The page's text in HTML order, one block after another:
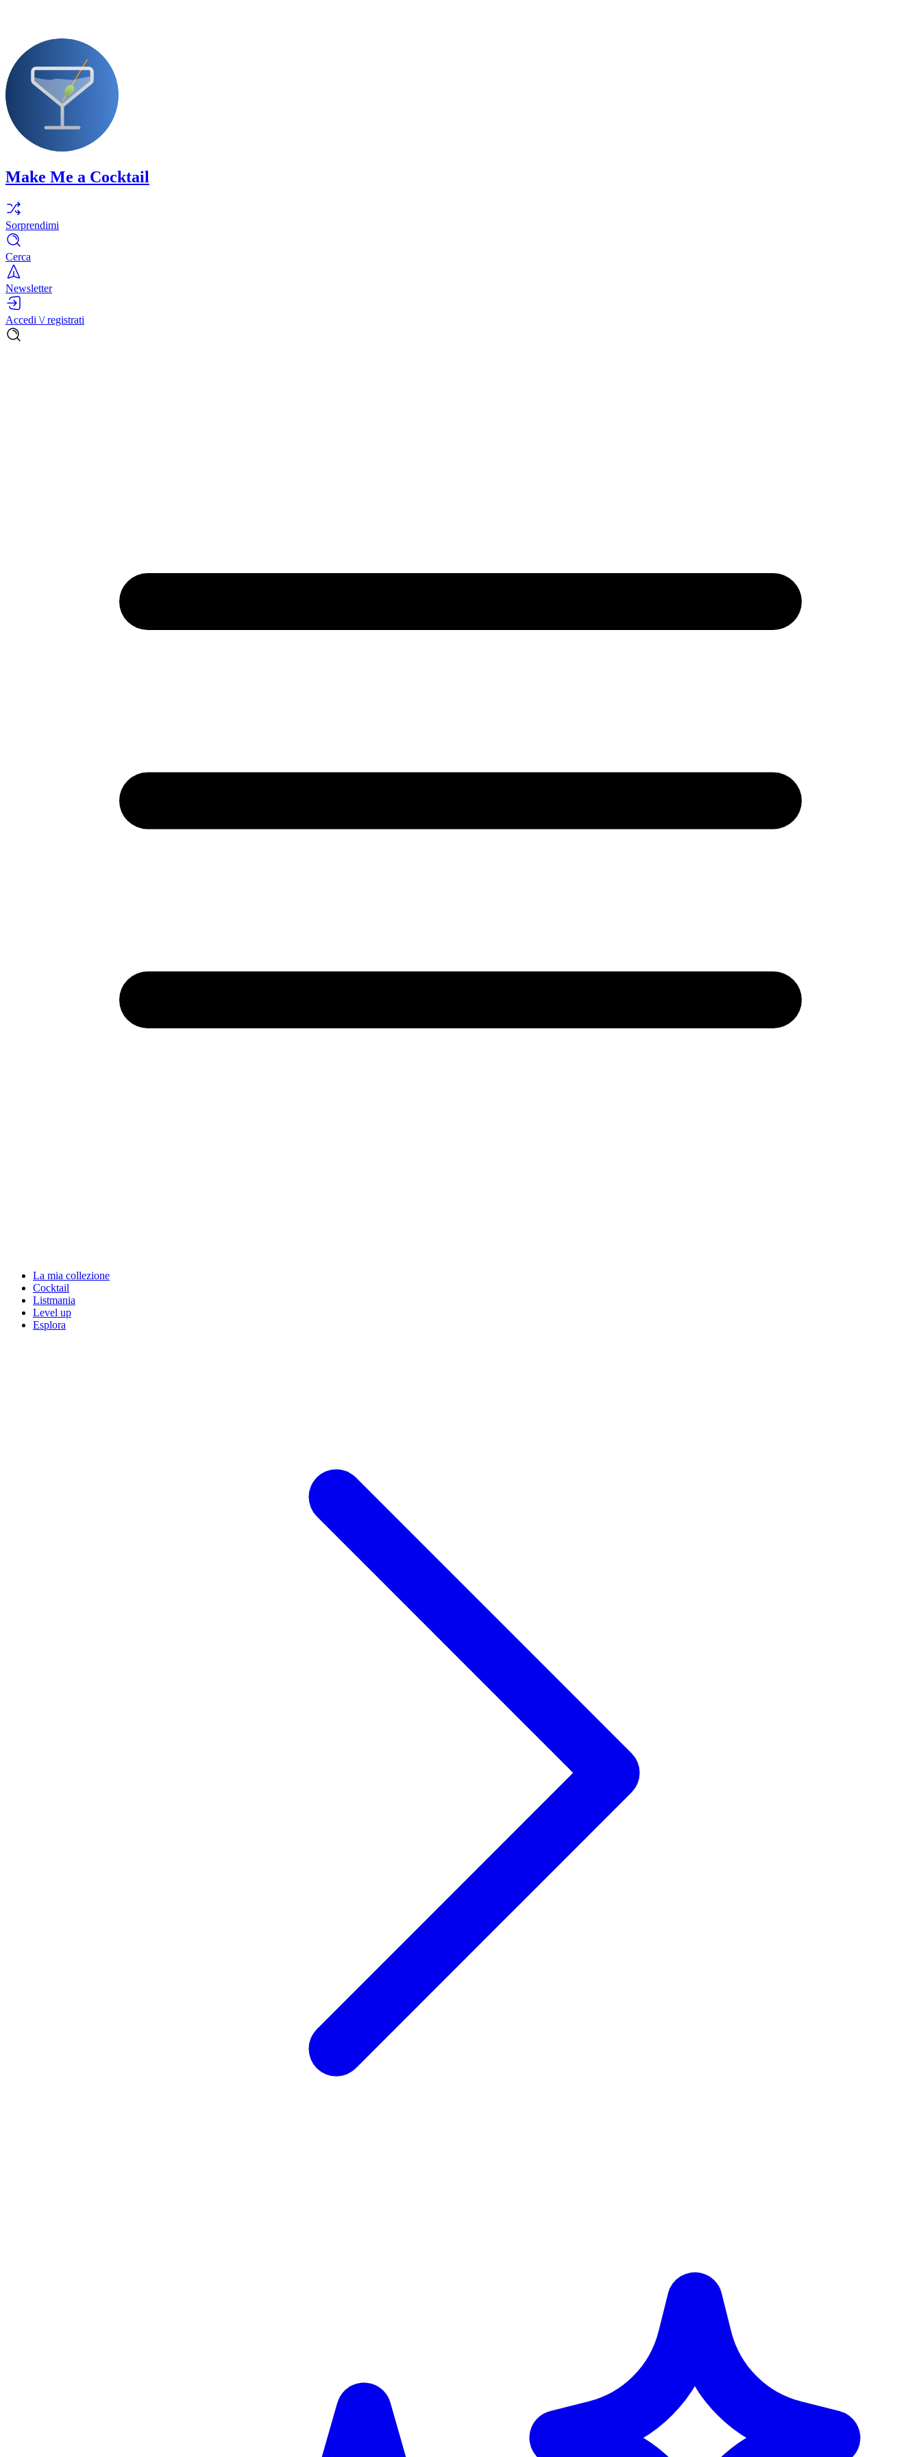
Make Me a Cocktail
Sorprendimi
Cerca
Newsletter
Accedi \/ registrati
La mia collezione
Cocktail
Listmania
Level up
Esplora